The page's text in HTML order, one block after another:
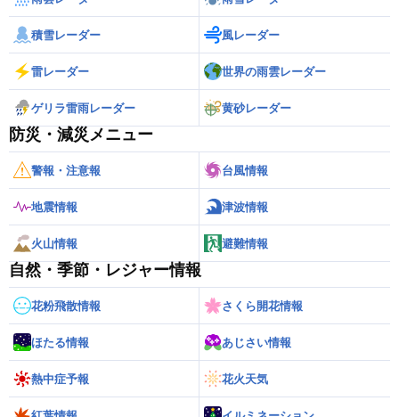
積雪レーダー 風レーダー
雷レーダー 世界の雨雲レーダー
ゲリラ雷雨レーダー 黄砂レーダー
防災・減災メニュー
警報・注意報 台風情報
地震情報 津波情報
火山情報 避難情報
自然・季節・レジャー情報
花粉飛散情報 さくら開花情報
ほたる情報 あじさい情報
熱中症予報 花火天気